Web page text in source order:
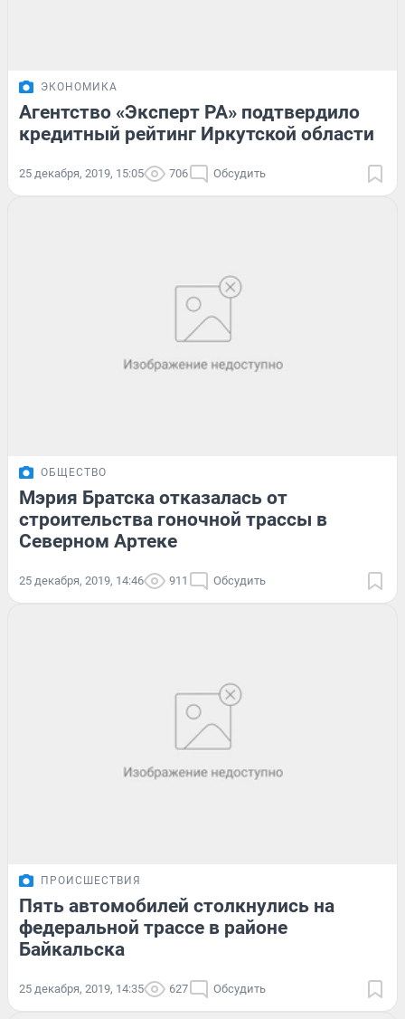
ЭКОНОМИКА
Агентство «Эксперт РА» подтвердило
кредитный рейтинг Иркутской области
25 декабря, 2019, 15:05 706 Обсудить
ОБЩЕСТВО
Мэрия Братска отказалась от
строительства гоночной трассы в
Северном Артеке
25 декабря, 2019, 14:46 911 Обсудить
ПРОИСШЕСТВИЯ
Пять автомобилей столкнулись на
федеральной трассе в районе
Байкальска
25 декабря, 2019, 14:35 627 Обсудить